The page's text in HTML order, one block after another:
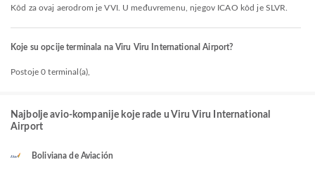
Kôd za ovaj aerodrom je VVI. U međuvremenu, njegov ICAO kôd je SLVR.
Koje su opcije terminala na Viru Viru International Airport?
Postoje 0 terminal(a),
Najbolje avio-kompanije koje rade u Viru Viru International
Airport
Boliviana de Aviación